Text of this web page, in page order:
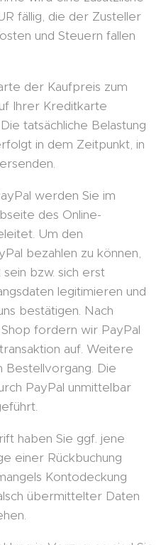
fällig, die der Zusteller
und Steuern fallen
der Kaufpreis zum
Ihrer Kreditkarte
tatsächliche Belastung
in dem Zeitpunkt, in
werden Sie im
des Online-
Um den
bezahlen zu können,
bzw. sich erst
legitimieren und
bestätigen. Nach
fordern wir PayPal
auf. Weitere
Bestellvorgang. Die
PayPal unmittelbar
haben Sie ggf. jene
einer Rückbuchung
Kontodeckung
übermittelter Daten